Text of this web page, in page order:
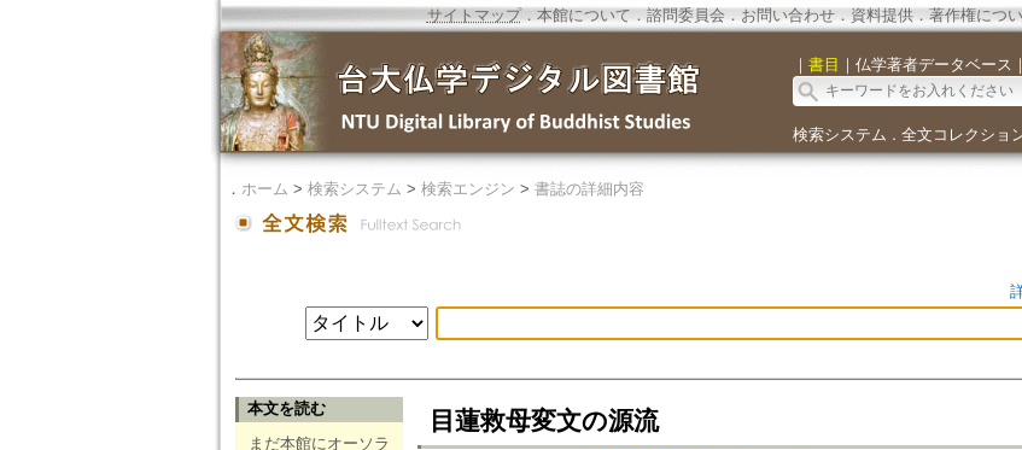
サイトマップ．本館について ． 諮問委員会． お問い合わせ． 資料提供． 著作権につ
｜ 書目 ｜ 仏学著者データベース ｜
検索システム ． 全文コレクショ
． ホーム > 検索システム > 検索エンジン > 書誌の詳細内容
本文を読む
まだ本館にオーソラ
目蓮救母変文の源流